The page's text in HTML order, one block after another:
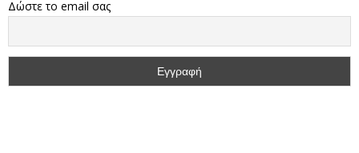
Δώστε το email σας